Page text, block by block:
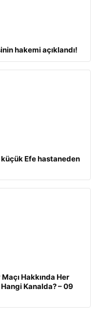
hakemi açıklandı!
küçük Efe hastaneden
Hakkında Her
Kanalda? – 09